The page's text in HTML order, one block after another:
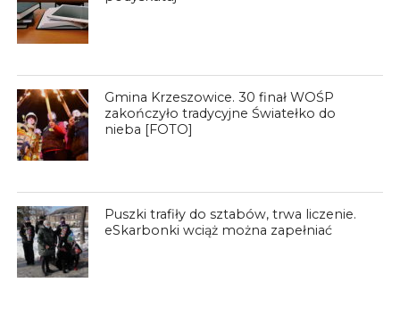
Gmina Krzeszowice. 30 finał WOŚP
zakończyło tradycyjne Światełko do
nieba [FOTO]
Puszki trafiły do sztabów, trwa liczenie.
eSkarbonki wciąż można zapełniać